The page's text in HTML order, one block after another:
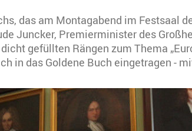
das am Montagabend im Festsaal
Juncker, Premierminister des
gefüllten Rängen zum Thema
in das Goldene Buch eingetragen -